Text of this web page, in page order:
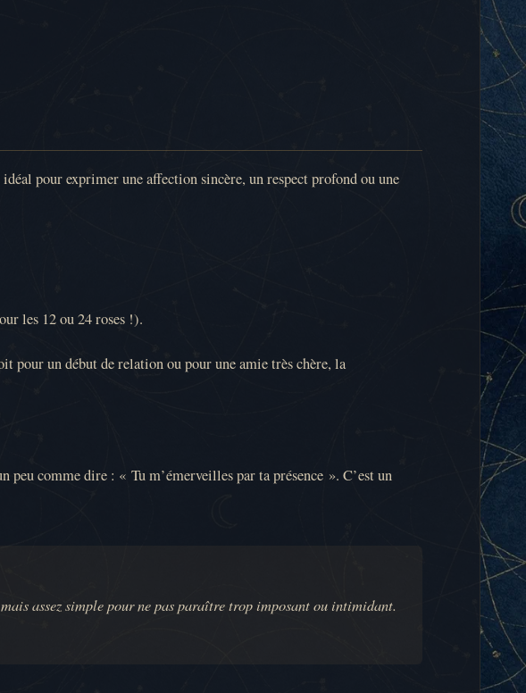
idéal pour exprimer une affection sincère, un respect profond ou une
les 12 ou 24 roses !).
pour un début de relation ou pour une amie très chère, la
comme dire : « Tu m’émerveilles par ta présence ». C’est un
assez simple pour ne pas paraître trop imposant ou intimidant.